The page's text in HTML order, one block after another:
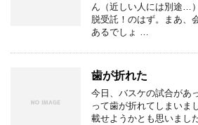
ん（近しい人には別途…
脱受託！のはず。まあ、
あるでしょ …
歯が折れた
今日、バスケの試合があ
って歯が折れてしまいま
載せようかとも思いまし